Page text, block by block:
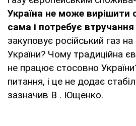
Україна не може вирішити
сама і потребує
закуповує російський газ
України? Чому традиційна
не працює стосовно
питання, і це не додає
зазначив В . Ющенко.